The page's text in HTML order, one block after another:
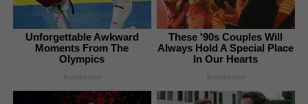
Unforgettable Awkward
Moments From The
Olympics
Brainberries
These '90s Couples Will
Always Hold A Special Place
In Our Hearts
Brainberries